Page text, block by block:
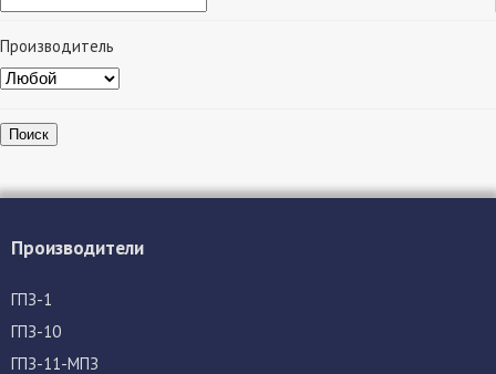
Производитель
Поиск
Производители
ГПЗ-1
ГПЗ-10
ГПЗ-11-МПЗ